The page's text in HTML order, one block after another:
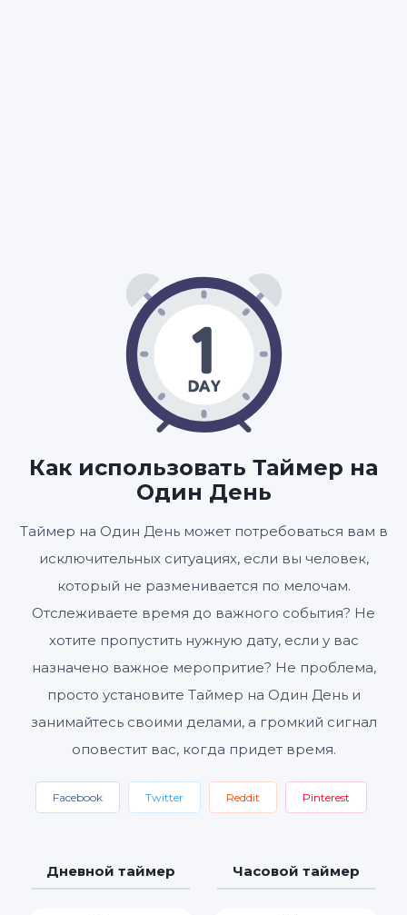
Как использовать Таймер на
Один День
Таймер на Один День может потребоваться вам в
исключительных ситуациях, если вы человек,
который не разменивается по мелочам.
Отслеживаете время до важного события? Не
хотите пропустить нужную дату, если у вас
назначено важное меропритие? Не проблема,
просто установите Таймер на Один День и
занимайтесь своими делами, а громкий сигнал
оповестит вас, когда придет время.
Facebook Twitter Reddit Pinterest
Дневной таймер Часовой таймер
24 : 00 : 00
Старт Сбросить Настройки